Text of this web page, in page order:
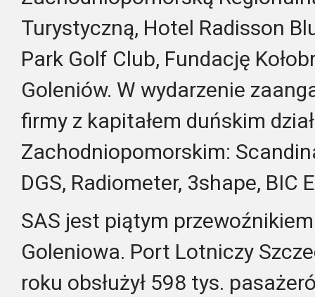
Turystyczną, Hotel Radisson
Park Golf Club, Fundację
Goleniów. W wydarzenie
firmy z kapitałem duńskim
Zachodniopomorskim:
DGS, Radiometer, 3shape, BIC
SAS jest piątym
Goleniowa. Port Lotniczy
roku obsłużył 598 tys.